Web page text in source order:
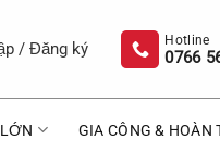
/ Đăng ký 0766
GIA CÔNG & HOÀN